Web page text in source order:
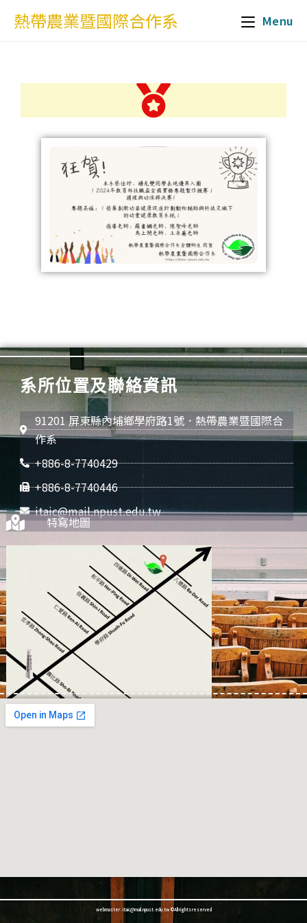
熱帶農業暨國際合作系 Menu
系所位置及聯絡資訊
91201 屏東縣內埔鄉學府路1號．熱帶農業暨國際合
作系
+886-8-7740429
+886-8-7740446
itaic@mail.npust.edu.tw
特寫地圖
webmaster : itaic@mail.npust.edu.tw ©All rights reserved